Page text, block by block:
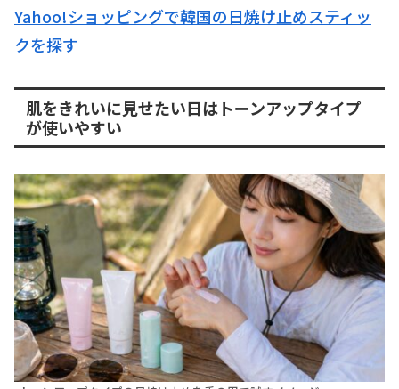
Yahoo!ショッピングで韓国の日焼け止めスティッ
クを探す
肌をきれいに見せたい日はトーンアップタイプ
が使いやすい